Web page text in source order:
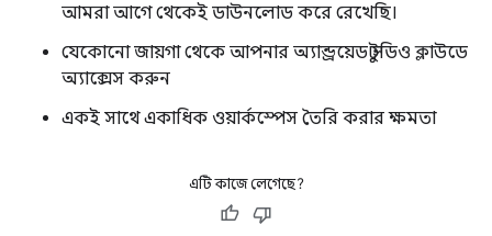
আমরা আগে থেকেই ডাউনলোড করে রেখেছি।
যেকোনো জায়গা থেকে আপনার অ্যান্ড্রয়েড স্টুডিও ক্লাউডে
অ্যাক্সেস করুন
একই সাথে একাধিক ওয়ার্কস্পেস তৈরি করার ক্ষমতা
এটি কাজে লেগেছে?